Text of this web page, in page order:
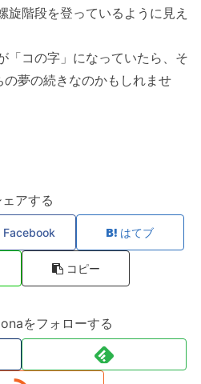
旋階段を登っているように見え
「コの字」になっていたら、そ
夢の続きなのかもしれませ
ェアする
Facebook はてブ
コピー
をフォローする